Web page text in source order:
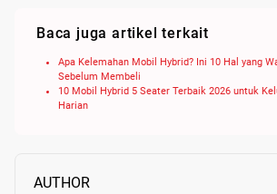
Baca juga artikel terkait
Apa Kelemahan Mobil Hybrid? Ini 10 Hal yang
Sebelum Membeli
10 Mobil Hybrid 5 Seater Terbaik 2026 untuk
Harian
AUTHOR